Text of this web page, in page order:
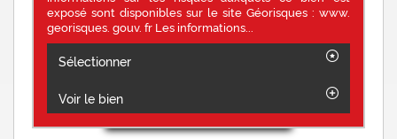
exposé sont disponibles sur le site Géorisques : www.
georisques. gouv. fr Les informations...
Sélectionner
Voir le bien